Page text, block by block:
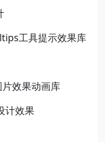
工具提示效果库
效果动画库
计效果